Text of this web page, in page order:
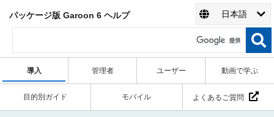
パッケージ版 Garoon 6 ヘルプ 日本語
導入 管理者 ユーザー 動画で学ぶ
目的別ガイド モバイル よくあるご質問